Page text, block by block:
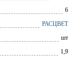
6
РАСЦВЕТ
шт
1,9